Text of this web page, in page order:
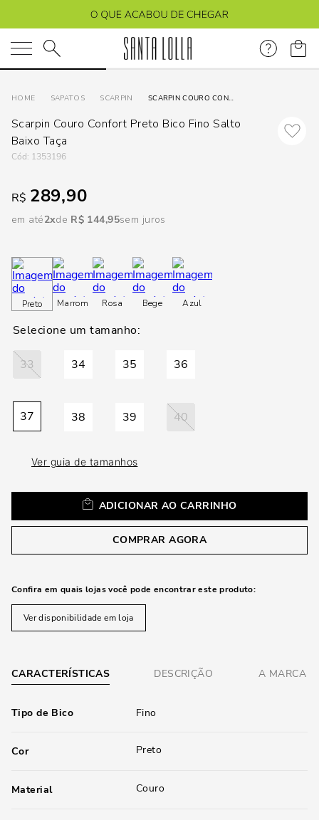
O que você está procurando?
SAPATOS SCARPIN SCARPIN COURO CONFORT PRETO BICO FINO SALTO BAIXO TAÇA
Scarpin Couro Confort Preto Bico Fino Salto
Baixo Taça
: 1353196
R$ 289,90
em até2 R$ 144,95sem juros
Preto Marrom Rosa Bege Azul
33 34 35 36
37 38 39 40
Ver guia de tamanhos
ADICIONAR AO CARRINHO
COMPRAR AGORA
Confira em quais lojas você pode encontrar este produto:
Ver disponibilidade em loja
CARACTERÍSTICAS DESCRIÇÃO A MARCA
Tipo de Bico Fino
Cor Preto
Material Couro